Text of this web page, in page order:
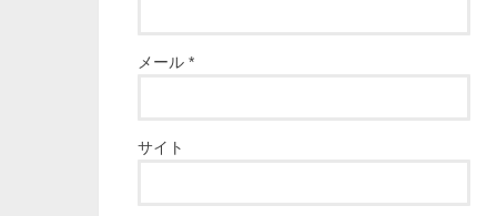
メール *
サイト